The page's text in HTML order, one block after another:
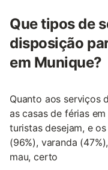
Que tipos de
disposição
em Munique?
Quanto aos serviços
as casas de férias
turistas desejam, e
(96%), varanda
mau, certo